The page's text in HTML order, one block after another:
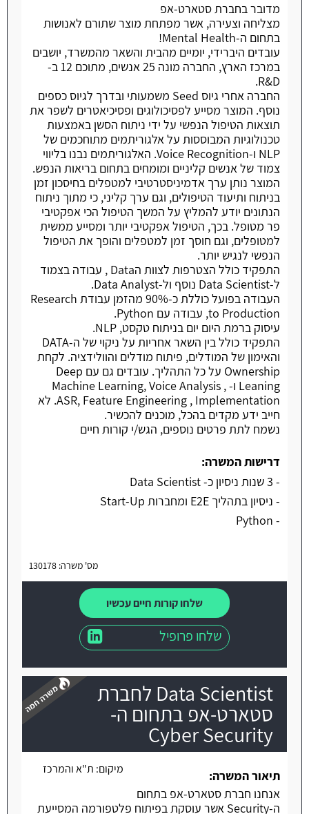
מדובר בחברת סטארט-אפ
מצליחה וצעירה, אשר מפתחת מוצר שתורם לאנושות
בתחום ה-Mental Health!
עובדים היברידי, יומיים מהבית והשאר מהמשרד, יושבים
במרכז הארץ, החברה מונה 25 אנשים, מתוכם 12 ב-
R&D.
החברה אחרי גיוס Seed משמעותי ובדרך לגיוס כספים
נוסף. המוצר מסייע לפסיכולוגים ופסיכיאטרים לשפר את
תוצאות הטיפול הנפשי על ידי ניתוח הסשן באמצעות
טכנולוגיות המבוססות על אלגוריתמים מתוחכמים של
NLP ו-Voice Recognition. האלגוריתמים נבנו בליווי
צמוד של אנשים קליניים ומומחים בתחום בריאות הנפש.
המוצר נותן ערך אדמיניסטרטיבי למטפלים בחיסכון זמן
בניתוח ותיעוד הטיפולים, וגם ערך קליני, כי מתוך ניתוח
הנתונים יודע להמליץ על המשך הטיפול הכי אפקטיבי
פר מטופל. בכך, הטיפול אפקטיבי יותר ומסייע ממשית
למטופלים, וגם חוסך זמן למטפלים והופך את הטיפול
הנפשי לנגיש יותר.
התפקיד כולל הצטרפות לצוות הData , עבודה בצמוד
ל-Data Scientist נוסף ול-Data Analyst.
העבודה בפועל כוללת כ-90% מהזמן עבודת Research
to Production, עבודה עם Python.
עיסוק ברמת היום יום בניתוח טקסט, NLP.
התפקיד כולל בין השאר אחריות על ניקוי של ה-DATA
והאימון של המודלים, פיתוח מודלים והוולידציה. לקחת
Ownership על כל התהליך. עובדים גם עם Deep
Leaning ו- Machine Learning, Voice Analysis ,
ASR, Feature Engineering , Implementation. לא
חייב ידע מקדים בהכל, מוכנים להכשיר.
נשמח לתת פרטים נוספים, הגש/י קורות חיים
דרישות המשרה:
- 3 שנות ניסיון כ- Data Scientist
- ניסיון בתהליך E2E ומחברות Start-Up
- Python
מס' משרה: 130178
שלחו קורות חיים עכשיו
שלחו פרופיל
Data Scientist לחברת
סטארט-אפ בתחום ה-
Cyber Security
משרה חמה
מיקום: ת"א והמרכז
תיאור המשרה:
אנחנו חברת סטארט-אפ בתחום
ה-Security אשר עוסקת בפיתוח פלטפורמה המסייעת